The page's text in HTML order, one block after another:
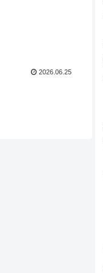
2026.06.25